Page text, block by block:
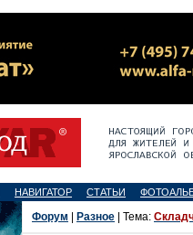
НАВИГАТОР СТАТЬИ
Форум Разное | Тема: